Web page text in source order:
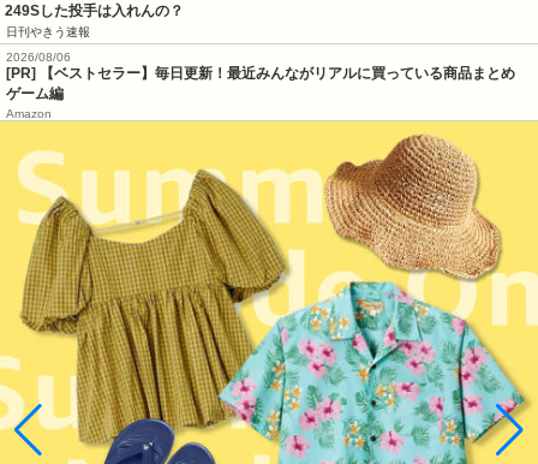
249Sした投手は入れんの？
日刊やきう速報
2026/08/06
[PR] 【ベストセラー】毎日更新！最近みんながリアルに買っている商品まとめ
ゲーム編
Amazon